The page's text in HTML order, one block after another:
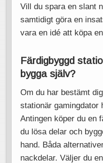
Vill du spara en slant
samtidigt göra en
vara en idé att köpa
Färdigbyggd
bygga själv?
Om du har bestämt
stationär gamingdator
Antingen köper du en
du lösa delar och
hand. Båda
nackdelar. Väljer du